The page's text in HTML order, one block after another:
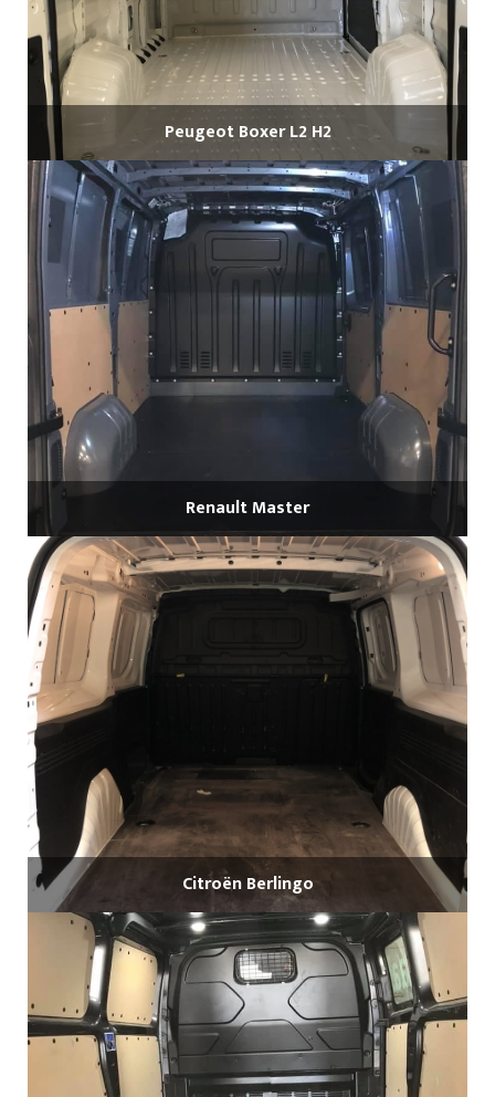
Peugeot Boxer L2 H2
Renault Master
Citroën Berlingo